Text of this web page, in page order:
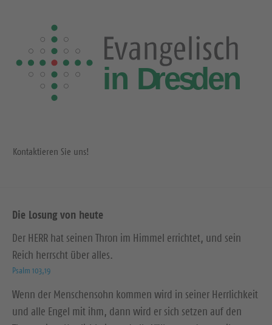
Kontaktieren Sie uns!
Die Losung von heute
Der HERR hat seinen Thron im Himmel errichtet, und sein
Reich herrscht über alles.
Psalm 103,19
Wenn der Menschensohn kommen wird in seiner Herrlichkeit
und alle Engel mit ihm, dann wird er sich setzen auf den